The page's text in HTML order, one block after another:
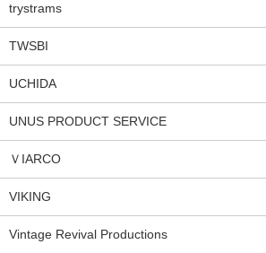
trystrams
TWSBI
UCHIDA
UNUS PRODUCT SERVICE
ＶIARCO
VIKING
Vintage Revival Productions